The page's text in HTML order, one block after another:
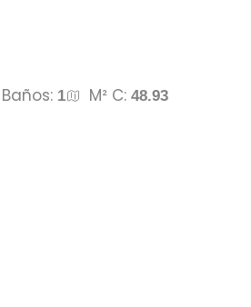
Baños: 1 M² C: 48.93